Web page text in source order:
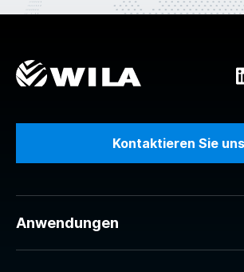
Kontaktieren Sie uns
Anwendungen